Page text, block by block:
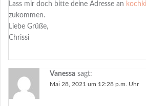
Lass mir doch bitte deine Adresse an
zukommen.
Liebe Grüße,
Chrissi
Vanessa sagt:
Mai 28, 2021 um 12:28 p.m. Uhr